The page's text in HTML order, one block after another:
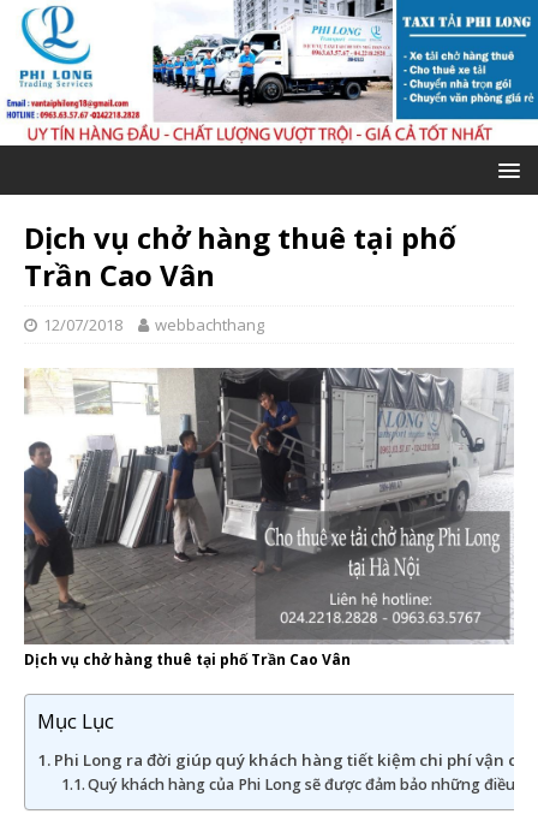
Dịch vụ chở hàng thuê tại phố
Trần Cao Vân
12/07/2018 webbachthang
Dịch vụ chở hàng thuê tại phố Trần Cao Vân
Mục Lục
Phi Long ra đời giúp quý khách hàng tiết kiệm chi phí vận
Quý khách hàng của Phi Long sẽ được đảm bảo những điều